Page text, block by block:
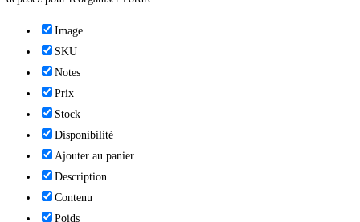
Image
SKU
Notes
Prix
Stock
Disponibilité
Ajouter au panier
Description
Contenu
Poids